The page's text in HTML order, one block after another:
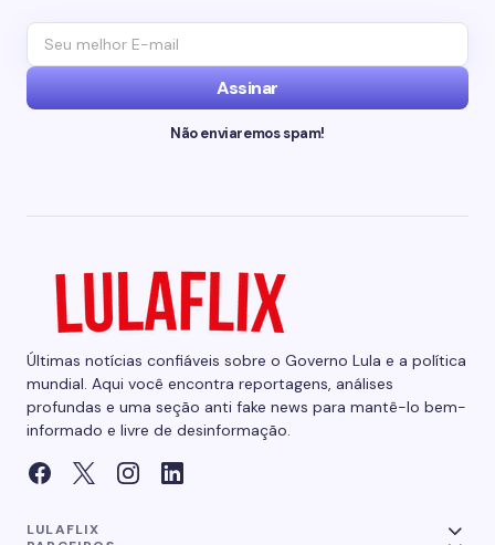
Assinar
Não enviaremos spam!
Últimas notícias confiáveis sobre o Governo Lula e a política
mundial. Aqui você encontra reportagens, análises
profundas e uma seção anti fake news para mantê-lo bem-
informado e livre de desinformação.
LULAFLIX